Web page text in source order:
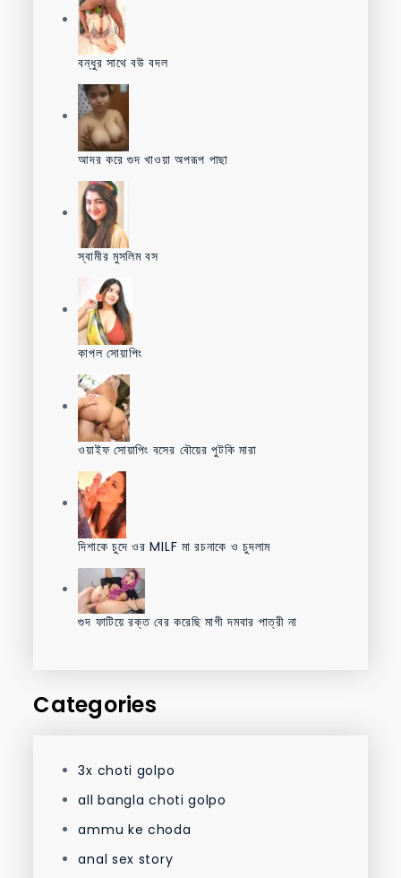
বন্ধুর সাথে বউ বদল
আদর করে গুদ খাওয়া অপরূপ পাছা
স্বামীর মুসলিম বস
কাপল সোয়াপিং
ওয়াইফ সোয়াপিং বসের বৌয়ের পুটকি মারা
দিশাকে চুদে ওর MILF মা রচনাকে ও চুদলাম
গুদ ফাটিয়ে রক্ত বের করেছি মাগী দমবার পাত্রী না
Categories
3x choti golpo
all bangla choti golpo
ammu ke choda
anal sex story